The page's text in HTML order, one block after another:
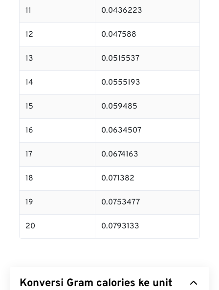
11 0.0436223
12 0.047588
13 0.0515537
14 0.0555193
15 0.059485
16 0.0634507
17 0.0674163
18 0.071382
19 0.0753477
20 0.0793133
Konversi Gram calories ke unit